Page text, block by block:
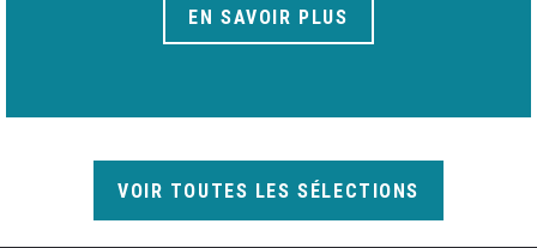
EN SAVOIR PLUS
VOIR TOUTES LES SÉLECTIONS